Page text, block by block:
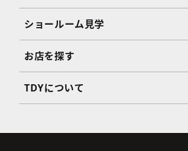
ショールーム見学
お店を探す
TDYについて